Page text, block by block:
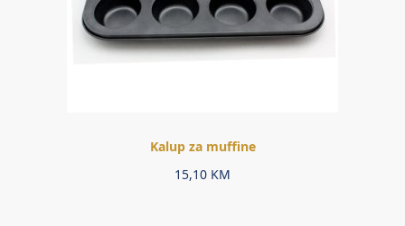
Kalup za muffine
15,10 KM